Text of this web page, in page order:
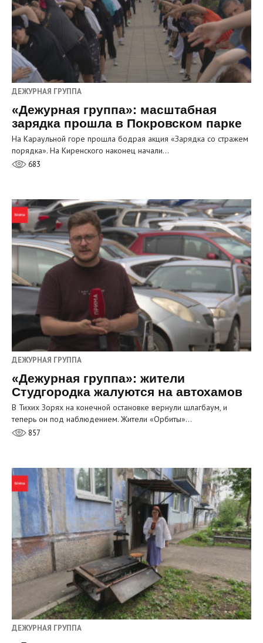
ДЕЖУРНАЯ ГРУППА
«Дежурная группа»: масштабная
зарядка прошла в Покровском парке
На Караульной горе прошла бодрая акция «Зарядка со стражем
порядка». На Киренского наконец начали…
683
ДЕЖУРНАЯ ГРУППА
«Дежурная группа»: жители
Студгородка жалуются на автохамов
В Тихих Зорях на конечной остановке вернули шлагбаум, и
теперь он под наблюдением. Жители «Орбиты»…
857
ДЕЖУРНАЯ ГРУППА